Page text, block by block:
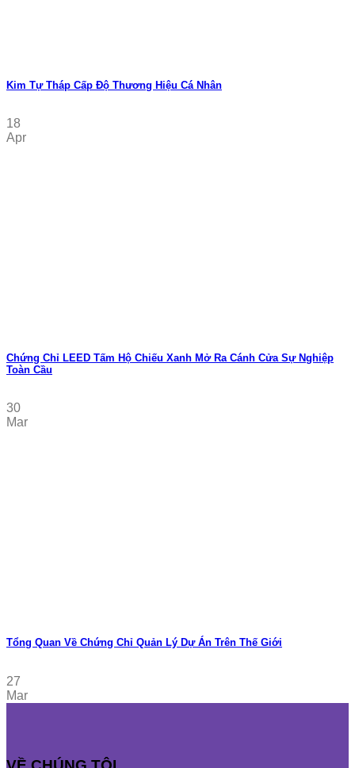
Kim Tự Tháp Cấp Độ Thương Hiệu Cá Nhân
18
Apr
Chứng Chỉ LEED Tấm Hộ Chiếu Xanh Mở Ra Cánh Cửa Sự Nghiệp
Toàn Cầu
30
Mar
Tổng Quan Về Chứng Chỉ Quản Lý Dự Án Trên Thế Giới
27
Mar